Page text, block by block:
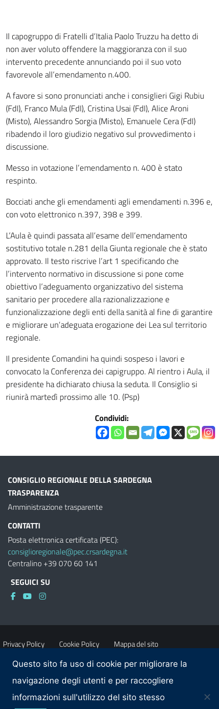
Il capogruppo di Fratelli d’Italia Paolo Truzzu ha detto di
non aver voluto offendere la maggioranza con il suo
intervento precedente annunciando poi il suo voto
favorevole all’emendamento n.400.
A favore si sono pronunciati anche i consiglieri Gigi Rubiu
(FdI), Franco Mula (FdI), Cristina Usai (FdI), Alice Aroni
(Misto), Alessandro Sorgia (Misto), Emanuele Cera (FdI)
ribadendo il loro giudizio negativo sul provvedimento i
discussione.
Messo in votazione l’emendamento n. 400 è stato
respinto.
Bocciati anche gli emendamenti agli emendamenti n.396 e,
con voto elettronico n.397, 398 e 399.
L’Aula è quindi passata all’esame dell’emendamento
sostitutivo totale n.281 della Giunta regionale che è stato
approvato. Il testo riscrive l’art 1 specificando che
l’intervento normativo in discussione si pone come
obiettivo l’adeguamento organizzativo del sistema
sanitario per procedere alla razionalizzazione e
funzionalizzazione degli enti della sanità al fine di garantire
e migliorare un’adeguata erogazione dei Lea sul territorio
regionale.
Il presidente Comandini ha quindi sospeso i lavori e
convocato la Conferenza dei capigruppo. Al rientro i Aula, il
presidente ha dichiarato chiusa la seduta. Il Consiglio si
riunirà martedì prossimo alle 10. (Psp)
Condividi:
CONSIGLIO REGIONALE DELLA SARDEGNA
TRASPARENZA
Amministrazione trasparente
CONTATTI
Posta elettronica certificata (PEC):
consiglioregionale@pec.crsardegna.it
Centralino +39 070 60 141
SEGUICI SU
Privacy Policy Cookie Policy Mappa del sito
Accessibilità Dichiarazione di accessibilità
Obiettivi di accessibilità Contatti
Questo sito fa uso di cookie per migliorare la
navigazione degli utenti e per raccogliere
informazioni sull'utilizzo del sito stesso